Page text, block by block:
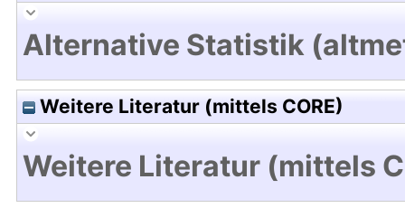
Alternative Statistik
Weitere Literatur (mittels CORE)
Weitere Literatur (mittels